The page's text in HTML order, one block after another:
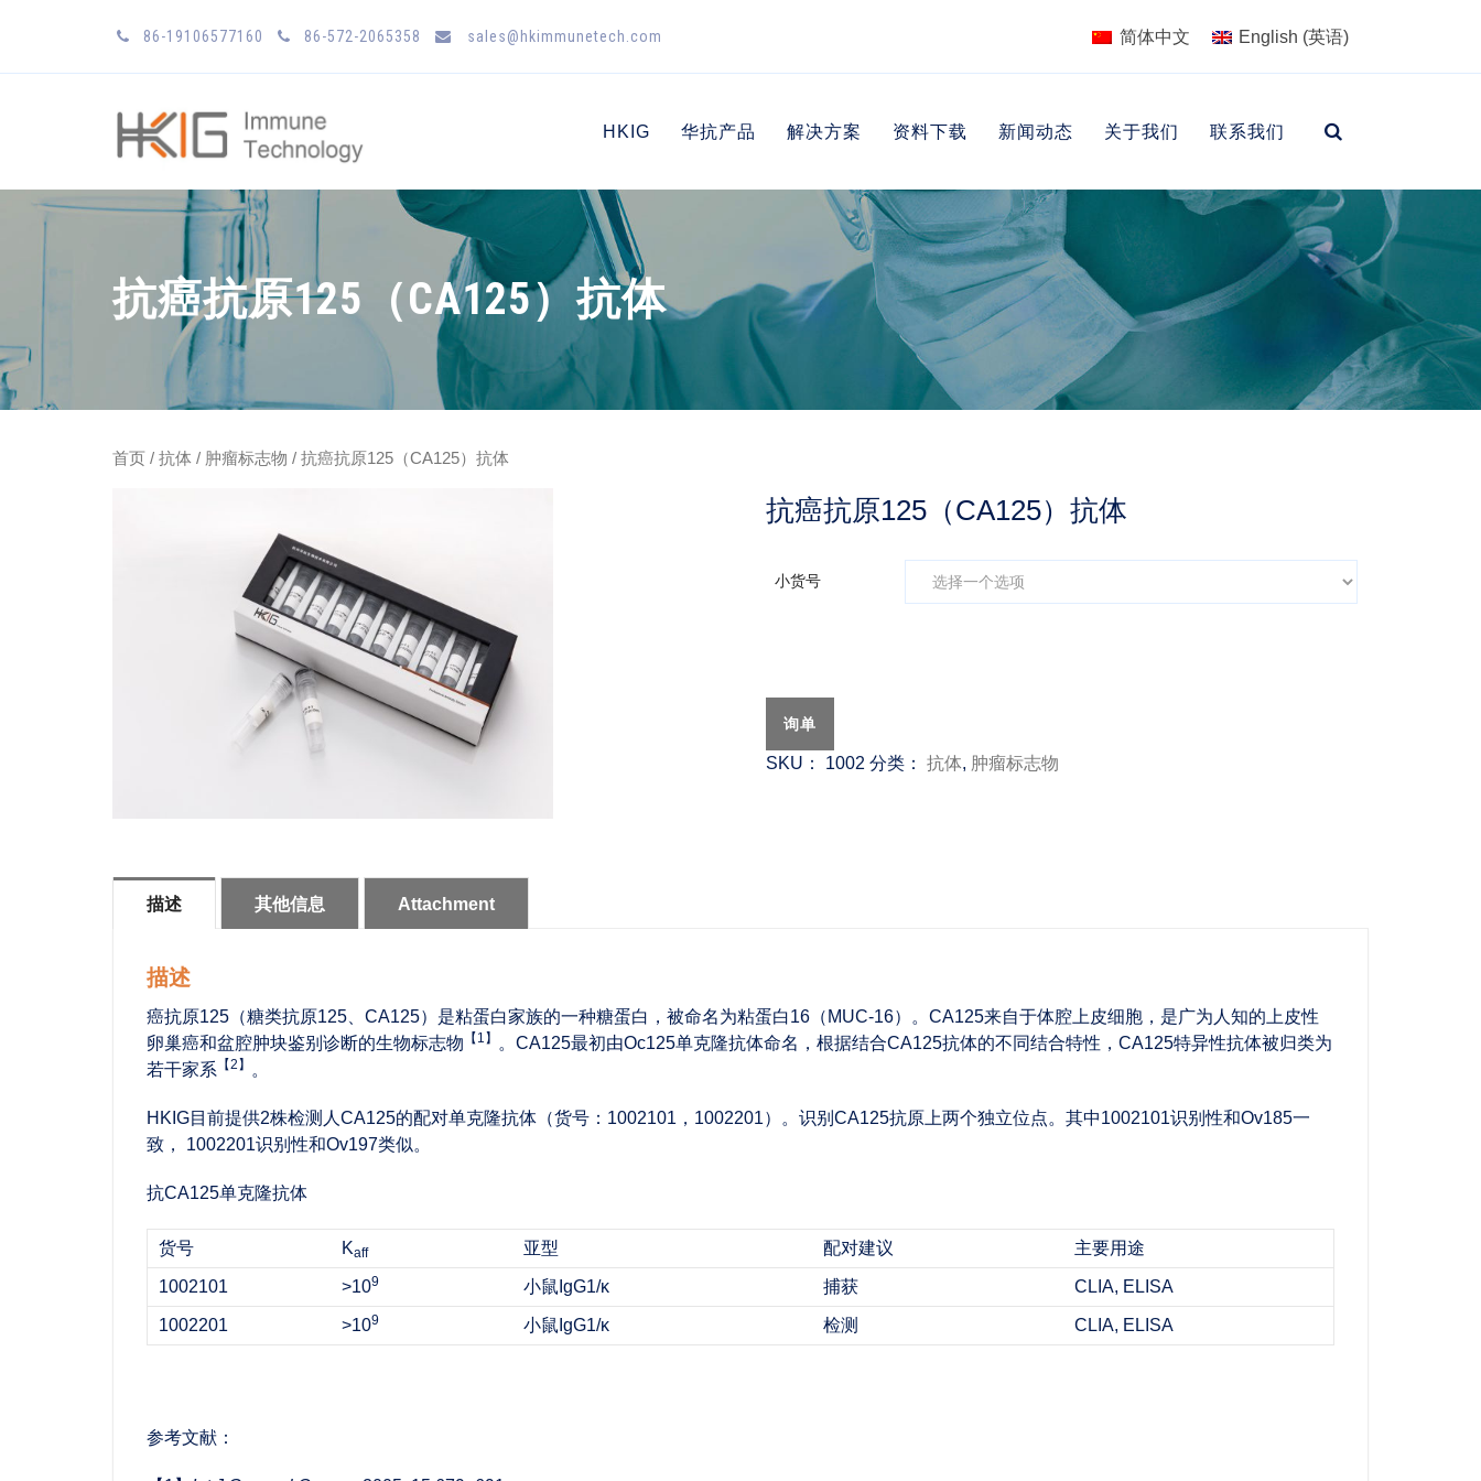
86-19106577160 86-572-2065358 sales@hkimmunetech.com 简体中文 English (英语)
HKIG 华抗产品 解决方案 资料下载 新闻动态 关于我们 联系我们
抗癌抗原125（CA125）抗体
首页 / 抗体 / 肿瘤标志物 / 抗癌抗原125（CA125）抗体
抗癌抗原125（CA125）抗体
小货号
询单
SKU： 1002 分类： 抗体, 肿瘤标志物
描述 其他信息 Attachment
描述
癌抗原125（糖类抗原125、CA125）是粘蛋白家族的一种糖蛋白，被命名为粘蛋白16（MUC-16）。CA125来自于体腔上皮细胞，是广为人知的上皮性
卵巢癌和盆腔肿块鉴别诊断的生物标志物 【1】
。CA125最初由Oc125单克隆抗体命名，根据结合CA125抗体的不同结合特性，CA125特异性抗体被归类为
若干家系 【2】 。
HKIG目前提供2株检测人CA125的配对单克隆抗体（货号：1002101，1002201）。识别CA125抗原上两个独立位点。其中1002101识别性和Ov185一
致， 1002201识别性和Ov197类似。
抗CA125单克隆抗体
货号 Kaff 亚型 配对建议 主要用途
1002101 >109 小鼠IgG1/κ 捕获 CLIA, ELISA
1002201 >109 小鼠IgG1/κ 检测 CLIA, ELISA
参考文献：